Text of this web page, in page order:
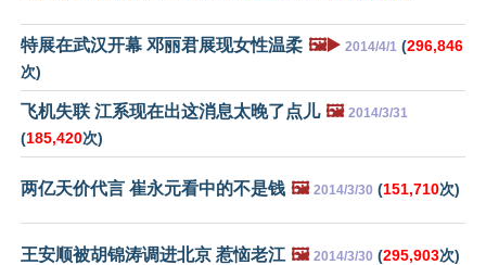
特展在武汉开幕 邓丽君展现女性温柔 🖼️▶️ 2014/4/1 (296,846
次)
飞机失联 江系现在出这消息太晚了点儿 🖼️ 2014/3/31
(185,420次)
两亿天价代言 崔永元看中的不是钱 🖼️ 2014/3/30 (151,710次)
王安顺被胡锦涛调进北京 惹恼老江 🖼️ 2014/3/30 (295,903次)